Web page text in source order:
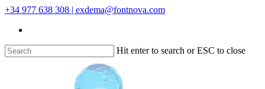
Skip
main
+34 977 638 308 | exdema@fontnova.com
Hit enter to search or ESC to close